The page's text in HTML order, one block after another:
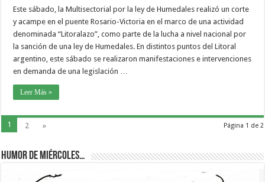
Este sábado, la Multisectorial por la ley de Humedales realizó un corte
y acampe en el puente Rosario-Victoria en el marco de una actividad
denominada “Litoralazo”, como parte de la lucha a nivel nacional por
la sanción de una ley de Humedales. En distintos puntos del Litoral
argentino, este sábado se realizaron manifestaciones e intervenciones
en demanda de una legislación …
Leer Más »
Página 1 de 2
1 2 »
Humor de Miércoles…